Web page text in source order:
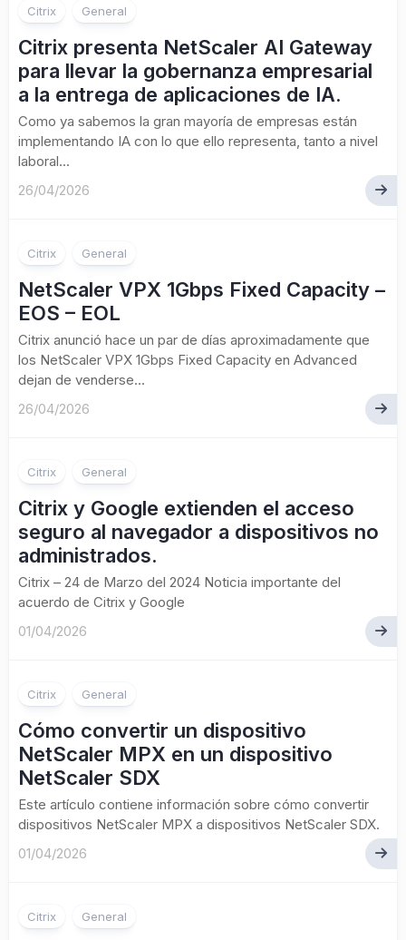
Citrix General
Citrix presenta NetScaler AI Gateway
para llevar la gobernanza empresarial
a la entrega de aplicaciones de IA.
Como ya sabemos la gran mayoría de empresas están
implementando IA con lo que ello representa, tanto a nivel
laboral...
26/04/2026
Citrix General
NetScaler VPX 1Gbps Fixed Capacity –
EOS – EOL
Citrix anunció hace un par de días aproximadamente que
los NetScaler VPX 1Gbps Fixed Capacity en Advanced
dejan de venderse...
26/04/2026
Citrix General
Citrix y Google extienden el acceso
seguro al navegador a dispositivos no
administrados.
Citrix – 24 de Marzo del 2024 Noticia importante del
acuerdo de Citrix y Google
01/04/2026
Citrix General
Cómo convertir un dispositivo
NetScaler MPX en un dispositivo
NetScaler SDX
Este artículo contiene información sobre cómo convertir
dispositivos NetScaler MPX a dispositivos NetScaler SDX.
01/04/2026
Citrix General